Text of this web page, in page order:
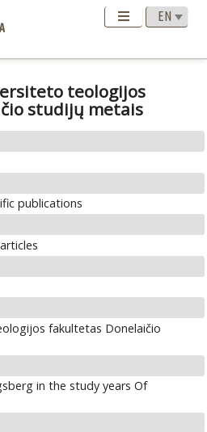
teologijos
studijų metais
publications
fakultetas Donelaičio
in the study years Of